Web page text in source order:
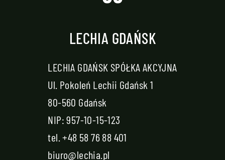
LECHIA GDAŃSK
LECHIA GDAŃSK SPÓŁKA AKCYJNA
Ul. Pokoleń Lechii Gdańsk 1
80-560 Gdańsk
NIP: 957-10-15-123
tel.+48 58 76 88 401
biuro@lechia.pl